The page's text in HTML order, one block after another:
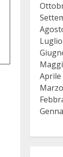
Aprile